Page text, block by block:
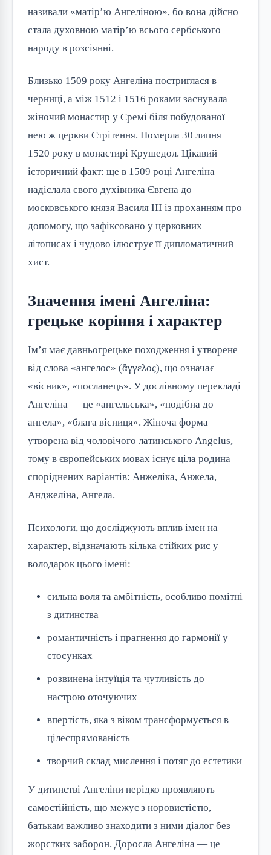
називали «матір’ю Ангеліною», бо вона дійсно
стала духовною матір’ю всього сербського
народу в розсіянні.
Близько 1509 року Ангеліна постриглася в
черниці, а між 1512 і 1516 роками заснувала
жіночий монастир у Сремі біля побудованої
нею ж церкви Стрітення. Померла 30 липня
1520 року в монастирі Крушедол. Цікавий
історичний факт: ще в 1509 році Ангеліна
надіслала свого духівника Євгена до
московського князя Василя III із проханням про
допомогу, що зафіксовано у церковних
літописах і чудово ілюструє її дипломатичний
хист.
Значення імені Ангеліна:
грецьке коріння і характер
Ім’я має давньогрецьке походження і утворене
від слова «ангелос» (ἄγγελος), що означає
«вісник», «посланець». У дослівному перекладі
Ангеліна — це «ангельська», «подібна до
ангела», «блага вісниця». Жіноча форма
утворена від чоловічого латинського Angelus,
тому в європейських мовах існує ціла родина
споріднених варіантів: Анжеліка, Анжела,
Анджеліна, Ангела.
Психологи, що досліджують вплив імен на
характер, відзначають кілька стійких рис у
володарок цього імені:
сильна воля та амбітність, особливо помітні
з дитинства
романтичність і прагнення до гармонії у
стосунках
розвинена інтуїція та чутливість до
настрою оточуючих
впертість, яка з віком трансформується в
цілеспрямованість
творчий склад мислення і потяг до естетики
У дитинстві Ангеліни нерідко проявляють
самостійність, що межує з норовистістю, —
батькам важливо знаходити з ними діалог без
жорстких заборон. Доросла Ангеліна — це